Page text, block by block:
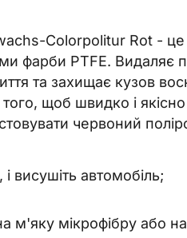
Colorpolitur Rot - це
фарби PTFE. Видаляє
та захищає кузов
щоб швидко і якісно
червоний
висушіть автомобіль;
м'яку мікрофібру або